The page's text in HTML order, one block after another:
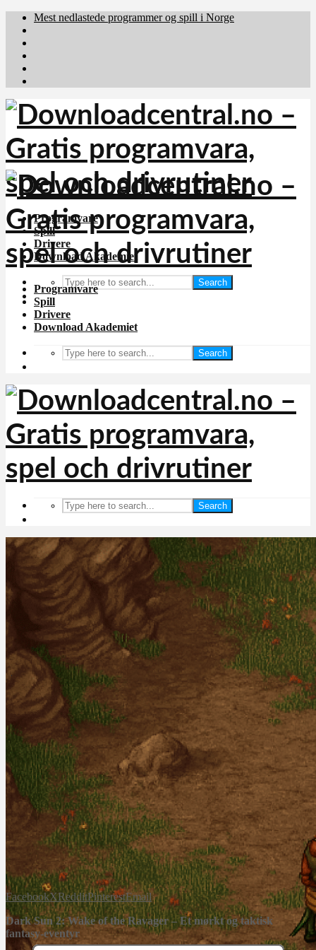
Mest nedlastede programmer og spill i Norge
Programvare
Spill
Drivere
Download Akademiet
Search
Programvare
Spill
Drivere
Download Akademiet
Search
Search
FacebookXRedditPinterestEmail
Dark Sun 2: Wake of the Ravager – Et mørkt og taktisk
fantasy-eventyr